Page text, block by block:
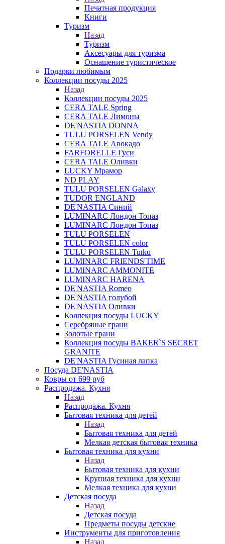
Печатная продукция
Книги
Туризм
Назад
Туризм
Аксесуары для туризма
Оснащение туристическое
Подарки любимым
Коллекции посуды 2025
Назад
Коллекции посуды 2025
CERA TALE Spring
CERA TALE Лимоны
DE'NASTIA DONNA
TULU PORSELEN Vendy
CERA TALE Авокадо
FARFORELLE Гуси
CERA TALE Оливки
LUCKY Мрамор
ND PLAY
TULU PORSELEN Galaxy
TUDOR ENGLAND
DE'NASTIA Синий
LUMINARC Лондон Топаз
LUMINARC Лондон Топаз
TULU PORSELEN
TULU PORSELEN color
TULU PORSELEN Tutku
LUMINARC FRIENDS'TIME
LUMINARC AMMONITE
LUMINARC HARENA
DE'NASTIA Romeo
DE'NASTIA голубой
DE'NASTIA Оливки
Коллекция посуды LUCKY
Серебряные грани
Золотые грани
Коллекция посуды BAKER`S SECRET
GRANITE
DE'NASTIA Гусиная лапка
Посуда DE'NASTIA
Ковры от 699 руб
Распродажа. Кухня
Назад
Распродажа. Кухня
Бытовая техника для детей
Назад
Бытовая техника для детей
Мелкая детская бытовая техника
Бытовая техника для кухни
Назад
Бытовая техника для кухни
Крупная техника для кухни
Мелкая техника для кухни
Детская посуда
Назад
Детская посуда
Предметы посуды детские
Инструменты для приготовления
Назад